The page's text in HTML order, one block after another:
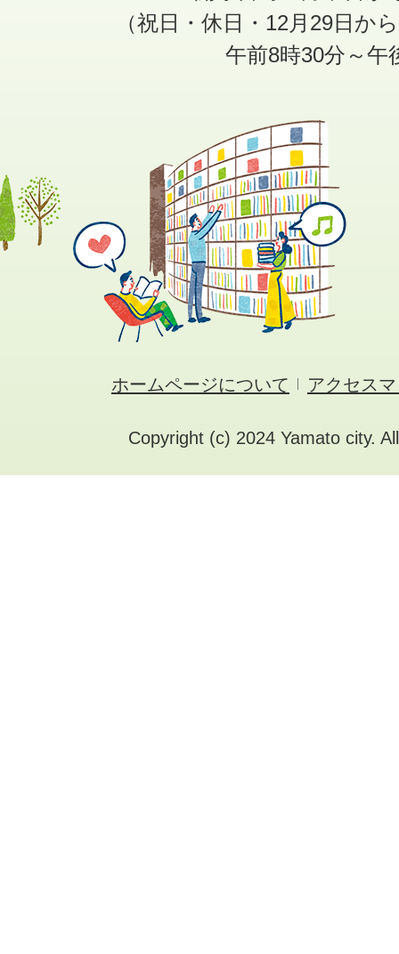
（祝日・休日・12月29日か
午前8時30分～午
ホームページについて アクセス
Copyright (c) 2024 Yamato city.